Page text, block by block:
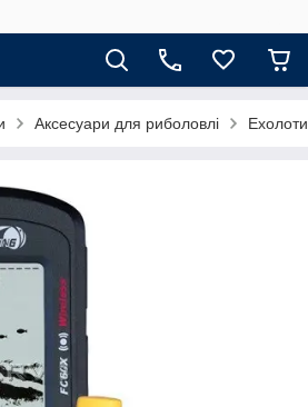
Аксесуари для риболовлі Ехолоти